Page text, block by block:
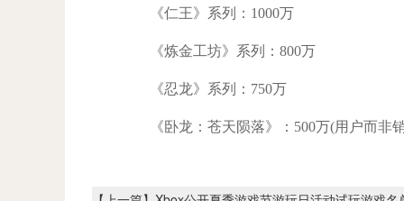
《仁王》系列：1000万
《炼金工坊》系列：800万
《忍龙》系列：750万
《卧龙：苍天陨落》：500万(用户而非